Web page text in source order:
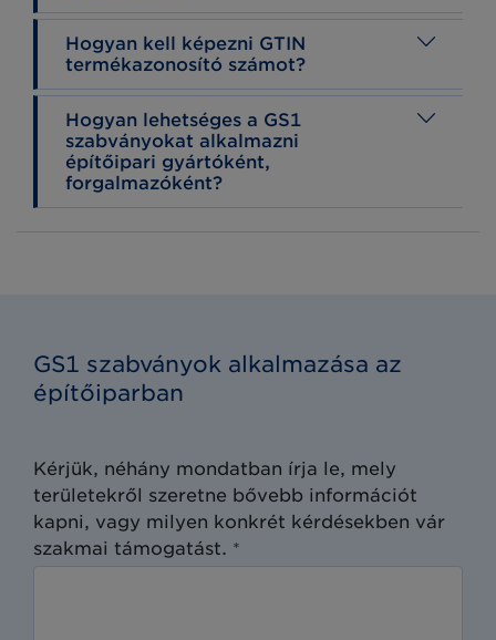
Hogyan kell képezni GTIN
termékazonosító számot?
Hogyan lehetséges a GS1
szabványokat alkalmazni
építőipari gyártóként,
forgalmazóként?
GS1 szabványok alkalmazása az
építőiparban
Kérjük, néhány mondatban írja le, mely
területekről szeretne bővebb információt
kapni, vagy milyen konkrét kérdésekben vár
szakmai támogatást. *